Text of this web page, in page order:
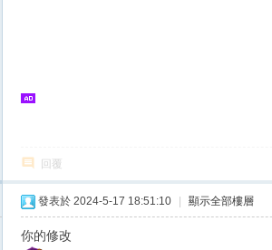
回覆
發表於 2024-5-17 18:51:10 顯示全部樓層
你的修改